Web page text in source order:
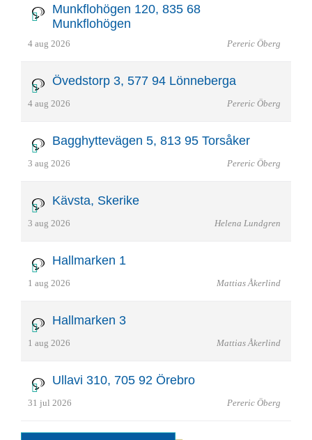
Munkflohögen 120, 835 68
Munkflohögen
4 aug 2026 Pereric Öberg
Övedstorp 3, 577 94 Lönneberga
4 aug 2026 Pereric Öberg
Bagghyttevägen 5, 813 95 Torsåker
3 aug 2026 Pereric Öberg
Kävsta, Skerike
3 aug 2026 Helena Lundgren
Hallmarken 1
1 aug 2026 Mattias Åkerlind
Hallmarken 3
1 aug 2026 Mattias Åkerlind
Ullavi 310, 705 92 Örebro
31 jul 2026 Pereric Öberg